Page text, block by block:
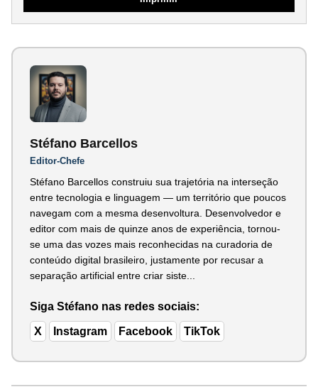
Stéfano Barcellos
Editor-Chefe
Stéfano Barcellos construiu sua trajetória na interseção
entre tecnologia e linguagem — um território que poucos
navegam com a mesma desenvoltura. Desenvolvedor e
editor com mais de quinze anos de experiência, tornou-
se uma das vozes mais reconhecidas na curadoria de
conteúdo digital brasileiro, justamente por recusar a
separação artificial entre criar siste...
Siga Stéfano nas redes sociais:
X Instagram Facebook TikTok